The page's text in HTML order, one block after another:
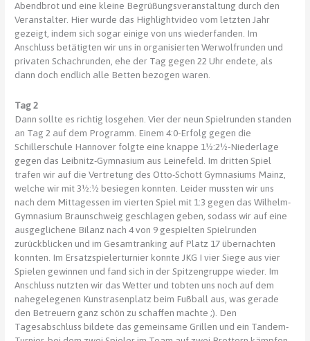
Abendbrot und eine kleine Begrüßungsveranstaltung durch den
Veranstalter. Hier wurde das Highlightvideo vom letzten Jahr
gezeigt, indem sich sogar einige von uns wiederfanden. Im
Anschluss betätigten wir uns in organisierten Werwolfrunden und
privaten Schachrunden, ehe der Tag gegen 22 Uhr endete, als
dann doch endlich alle Betten bezogen waren.
Tag 2
Dann sollte es richtig losgehen. Vier der neun Spielrunden standen
an Tag 2 auf dem Programm. Einem 4:0-Erfolg gegen die
Schillerschule Hannover folgte eine knappe 1½:2½-Niederlage
gegen das Leibnitz-Gymnasium aus Leinefeld. Im dritten Spiel
trafen wir auf die Vertretung des Otto-Schott Gymnasiums Mainz,
welche wir mit 3½:½ besiegen konnten. Leider mussten wir uns
nach dem Mittagessen im vierten Spiel mit 1:3 gegen das Wilhelm-
Gymnasium Braunschweig geschlagen geben, sodass wir auf eine
ausgeglichene Bilanz nach 4 von 9 gespielten Spielrunden
zurückblicken und im Gesamtranking auf Platz 17 übernachten
konnten. Im Ersatzspielerturnier konnte JKG I vier Siege aus vier
Spielen gewinnen und fand sich in der Spitzengruppe wieder. Im
Anschluss nutzten wir das Wetter und tobten uns noch auf dem
nahegelegenen Kunstrasenplatz beim Fußball aus, was gerade
den Betreuern ganz schön zu schaffen machte ;). Den
Tagesabschluss bildete das gemeinsame Grillen und ein Tandem-